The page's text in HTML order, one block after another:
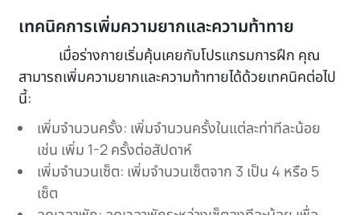
เทคนิคการเพิ่มความยากและความท้าทาย
เมื่อร่างกายเริ่มคุ้นเคยกับโปรแกรมการฝึก คุณ
สามารถเพิ่มความยากและความท้าทายได้ด้วยเทคนิคต่อไป
นี้:
เพิ่มจำนวนครั้ง: เพิ่มจำนวนครั้งในแต่ละท่าทีละน้อย
เช่น เพิ่ม 1-2 ครั้งต่อสัปดาห์
เพิ่มจำนวนเซ็ต: เพิ่มจำนวนเซ็ตจาก 3 เป็น 4 หรือ 5
เซ็ต